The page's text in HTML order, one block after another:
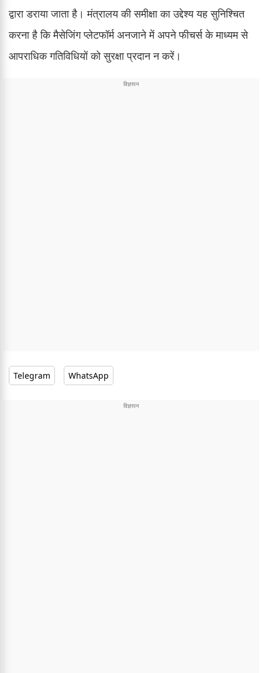
द्वारा डराया जाता है। मंत्रालय की समीक्षा का उद्देश्य यह सुनिश्चित
करना है कि मैसेजिंग प्लेटफॉर्म अनजाने में अपने फीचर्स के माध्यम से
आपराधिक गतिविधियों को सुरक्षा प्रदान न करें।
Telegram WhatsApp